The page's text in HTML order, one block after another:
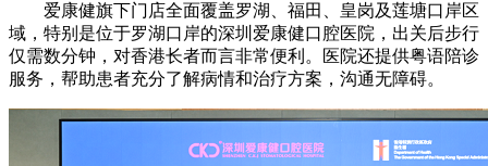
爱康健旗下门店全面覆盖罗湖、福田、皇岗及莲塘口岸区
域，特别是位于罗湖口岸的深圳爱康健口腔医院，出关后步行
仅需数分钟，对香港长者而言非常便利。医院还提供粤语陪诊
服务，帮助患者充分了解病情和治疗方案，沟通无障碍。